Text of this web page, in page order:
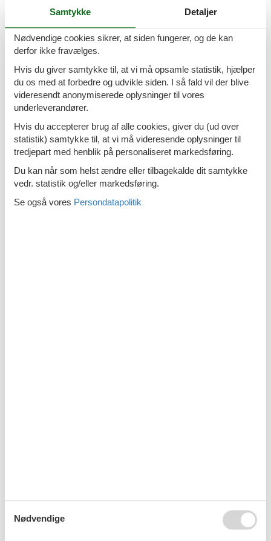
Sommerhus med pool Tratten
Sommerhus med pool Sankt Lorenzen ob Murau
Samtykke Detaljer
Nødvendige cookies sikrer, at siden fungerer, og de kan
derfor ikke fravælges.
Hvis du giver samtykke til, at vi må opsamle statistik, hjælper
du os med at forbedre og udvikle siden. I så fald vil der blive
videresendt anonymiserede oplysninger til vores
underleverandører.
Hvis du accepterer brug af alle cookies, giver du (ud over
statistik) samtykke til, at vi må videresende oplysninger til
tredjepart med henblik på personaliseret markedsføring.
Du kan når som helst ændre eller tilbagekalde dit samtykke
vedr. statistik og/eller markedsføring.
Se også vores Persondatapolitik
Nødvendige